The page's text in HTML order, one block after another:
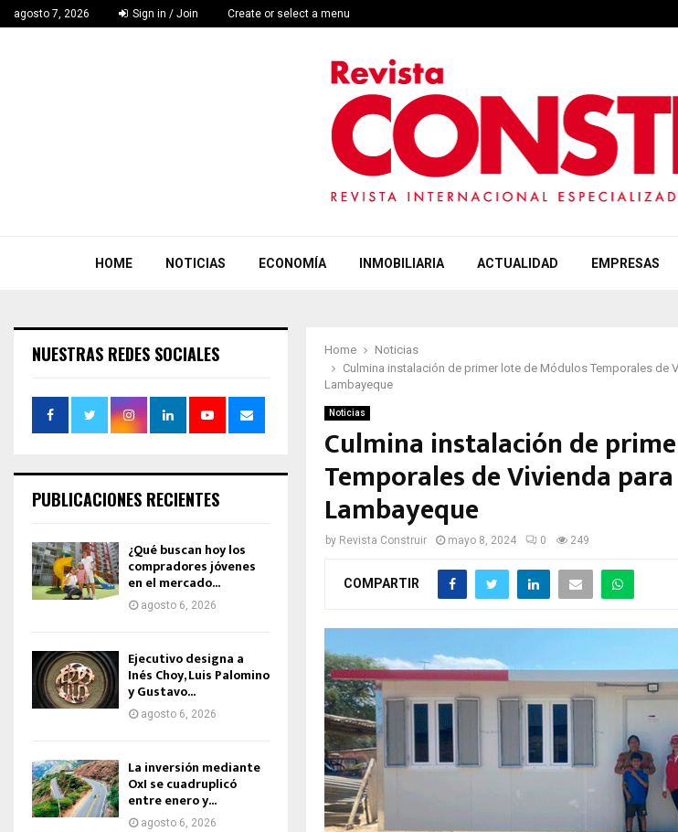
agosto 7, 2026 Sign in / Join Create or select a menu
HOME NOTICIAS ECONOMÍA INMOBILIARIA ACTUALIDAD EMPRESAS
Home
Noticias
Culmina instalación de primer lote de Módulos Temporales de
Lambayeque
Noticias
Culmina instalación de
Temporales de Vivienda
Lambayeque
by Revista Construir mayo 8, 2024 0 249
COMPARTIR
NUESTRAS REDES SOCIALES
PUBLICACIONES RECIENTES
¿Qué buscan hoy los
compradores jóvenes
en el mercado...
agosto 6, 2026
Ejecutivo designa a
Inés Choy, Luis Palomino
y Gustavo...
agosto 6, 2026
La inversión mediante
OxI se cuadruplicó
entre enero y...
agosto 6, 2026